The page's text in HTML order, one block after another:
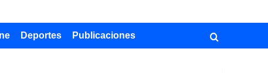
Deportes Publicaciones